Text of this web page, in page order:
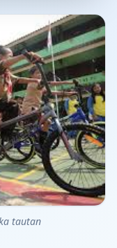
tautan